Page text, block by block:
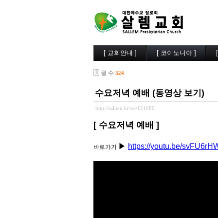
[ 교회안내 ]
예배시간
부교역자
시무장로
[ 코이노니아 ]
살렘목장
목양실
글 수 324
수요저녁 예배 (동영상 보기)
http://sallem.kr/xe/121080
[ 수요저녁 예배 ]
바로가기 ▶ https://youtu.be/